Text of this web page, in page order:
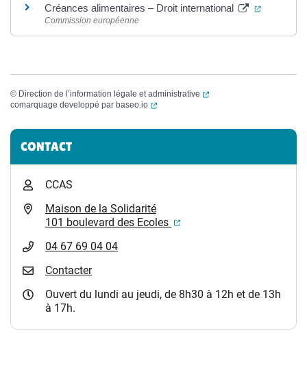
Créances alimentaires – Droit international
Commission européenne
© Direction de l’information légale et administrative
(ouverture dans un
comarquage developpé par baseo.io (ouverture dans un nouvel onglet)
Informations complémentaires
CONTACT
CCAS
Maison de la Solidarité
101 boulevard des Ecoles
(ouverture dans un
04 67 69 04 04
Contacter
Ouvert du lundi au jeudi, de 8h30 à 12h et de 13h
à 17h.